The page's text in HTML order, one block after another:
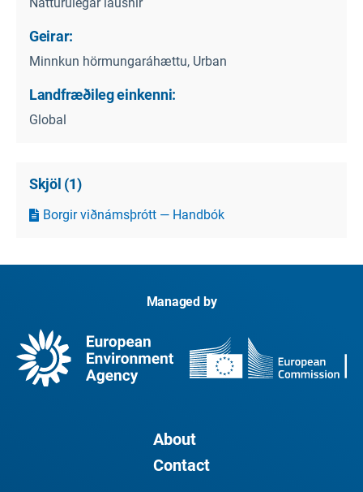
Náttúrulegar lausnir
Geirar:
Minnkun hörmungaráhættu, Urban
Landfræðileg einkenni:
Global
Skjöl (1)
Borgir viðnámsþrótt — Handbók
Managed by
About
Contact